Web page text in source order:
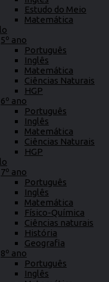
Estudo do Meio
Matemática
5º ano
Português
Inglês
Matemática
Ciências Naturais
HGP
6º ano
Português
Inglês
Matemática
Ciências Naturais
HGP
7º ano
Português
Inglês
Matemática
Físico-Química
Ciências naturais
História
Geografia
8º ano
Português
Inglês